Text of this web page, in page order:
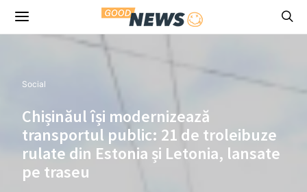
Social
Chișinăul își modernizează
transportul public: 21 de troleibuze
rulate din Estonia și Letonia, lansate
pe traseu